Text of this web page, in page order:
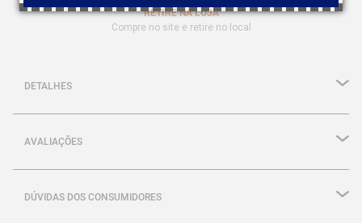
RETIRE NA LOJA
Compre no site e retire no local
DETALHES
AVALIAÇÕES
DÚVIDAS DOS CONSUMIDORES